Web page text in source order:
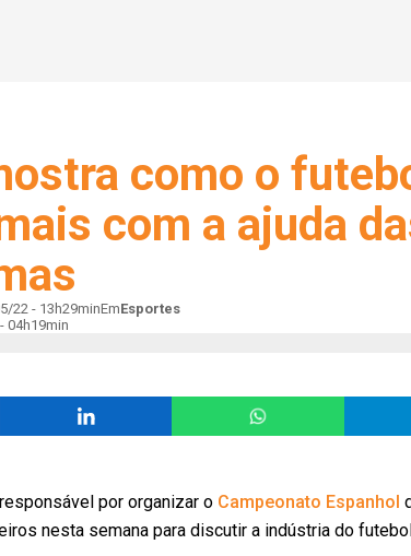
como o
com a ajuda
22 - 13h29minEmEsportes
04h19min
por organizar o Campeonato Espanhol
nesta semana para discutir a indústria do